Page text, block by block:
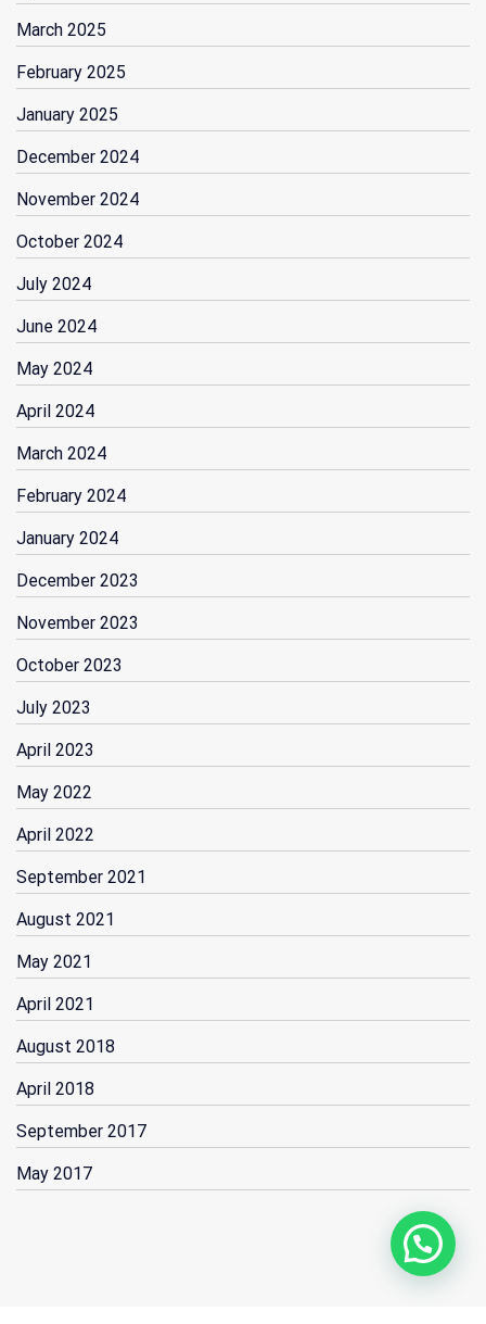
March 2025
February 2025
January 2025
December 2024
November 2024
October 2024
July 2024
June 2024
May 2024
April 2024
March 2024
February 2024
January 2024
December 2023
November 2023
October 2023
July 2023
April 2023
May 2022
April 2022
September 2021
August 2021
May 2021
April 2021
August 2018
April 2018
September 2017
May 2017